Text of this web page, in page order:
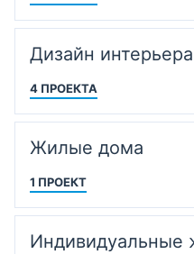
Дизайн интерьера
4 ПРОЕКТА
Жилые дома
1 ПРОЕКТ
Индивидуальные